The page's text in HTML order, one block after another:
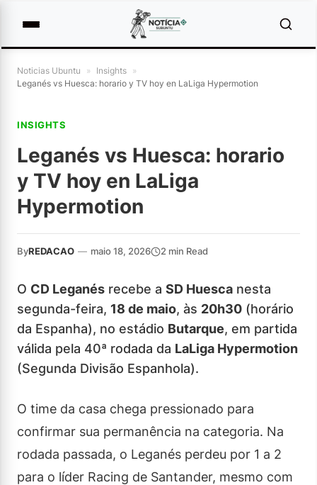
Noticias Ubuntu » Insights »
Leganés vs Huesca: horario y TV hoy en LaLiga Hypermotion
INSIGHTS
Leganés vs Huesca: horario
y TV hoy en LaLiga
Hypermotion
ByREDACAO — maio 18, 2026 2 min Read
O CD Leganés recebe a SD Huesca nesta
segunda-feira, 18 de maio, às 20h30 (horário
da Espanha), no estádio Butarque, em partida
válida pela 40ª rodada da LaLiga Hypermotion
(Segunda Divisão Espanhola).
O time da casa chega pressionado para
confirmar sua permanência na categoria. Na
rodada passada, o Leganés perdeu por 1 a 2
para o líder Racing de Santander, mesmo com